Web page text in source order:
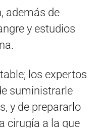
además de
y estudios
los expertos
suministrarle
y de prepararlo
cirugía a la que